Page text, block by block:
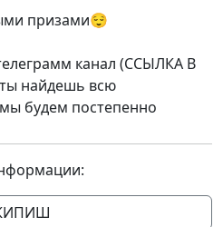
призами😌
канал (ССЫЛКА В
найдешь всю
будем постепенно